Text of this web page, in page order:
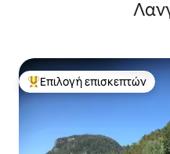
Κορυφαία επιλογή
Επιλογή επισκεπτών